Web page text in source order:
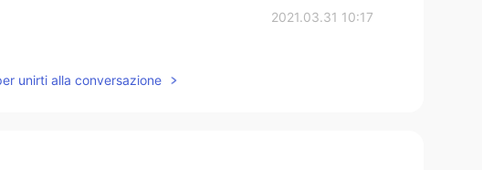
2021.03.31 10:17
ます。他とばshe’s such a foodie. She knows all the
unirti alla conversazione